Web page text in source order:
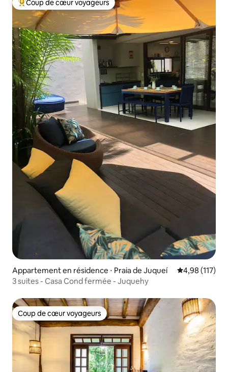
Coups de cœur voyageurs les plus appréciés
Coup de cœur voyageurs
Appartement en résidence ⋅ Praia de Juqueí Évaluation
4,98 (117)
3 suites - Casa Cond fermée - Juquehy
Coup de cœur voyageurs
Coup de cœur voyageurs